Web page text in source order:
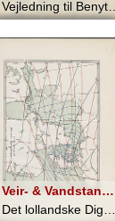
Vejledning til Benyttelse af Det Mete... - 1873
Veir- & Vandstandsforholdene i Nord Europa den 13de November 1872 Kl. 14